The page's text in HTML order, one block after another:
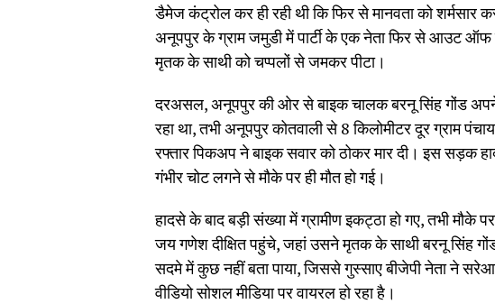
डैमेज कंट्रोल कर ही रही थी कि फिर से मानवता को
अनूपपुर के ग्राम जमुडी में पार्टी के एक नेता फिर से आउट
मृतक के साथी को चप्पलों से जमकर पीटा।
दरअसल, अनूपपुर की ओर से बाइक चालक बरनू सिंह गोंड अपने
रहा था, तभी अनूपपुर कोतवाली से 8 किलोमीटर दूर ग्राम
रफ्तार पिकअप ने बाइक सवार को ठोकर मार दी। इस सड़क
गंभीर चोट लगने से मौके पर ही मौत हो गई।
हादसे के बाद बड़ी संख्या में ग्रामीण इकट्ठा हो गए, तभी मौके
जय गणेश दीक्षित पहुंचे, जहां उसने मृतक के साथी बरनू सिंह
सदमे में कुछ नहीं बता पाया, जिससे गुस्साए बीजेपी नेता ने
वीडियो सोशल मीडिया पर वायरल हो रहा है।